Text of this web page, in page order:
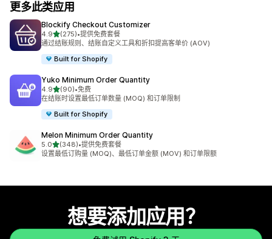
更多此类应用
Blockify Checkout Customizer
4.9星（满分 5 星）
(275)
总共 275 条评论
•提供免费套餐
通过结账规则、结账自定义工具和折扣提高客单价 (AOV)
Built for Shopify
Yuko Minimum Order Quantity
4.9星（满分 5 星）
(90)
总共 90 条评论
•免费
在结账时设置最低订单数量 (MOQ) 和订单限制
Built for Shopify
Melon Minimum Order Quantity
5.0星（满分 5 星）
(348)
总共 348 条评论
•提供免费套餐
设置最低订购量 (MOQ)、最低订单金额 (MOV) 和订单限额
想要添加应用？